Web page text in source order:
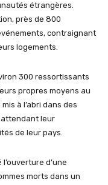
étrangères.
près de 800
contraignant
logements.
300 ressortissants
propres moyens au
à l’abri dans des
attendant leur
de leur pays.
d’une
morts dans un